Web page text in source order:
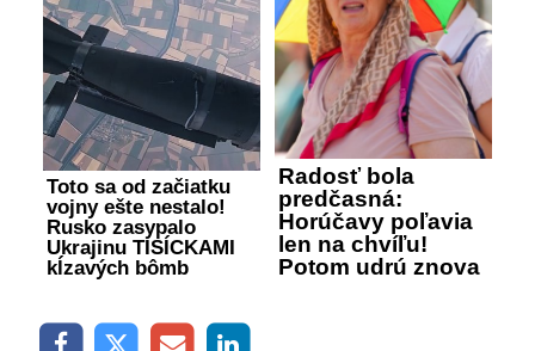
Toto sa od začiatku
vojny ešte nestalo!
Rusko zasypalo
Ukrajinu TISÍCKAMI
kĺzavých bômb
Radosť bola
predčasná:
Horúčavy poľavia
len na chvíľu!
Potom udrú znova